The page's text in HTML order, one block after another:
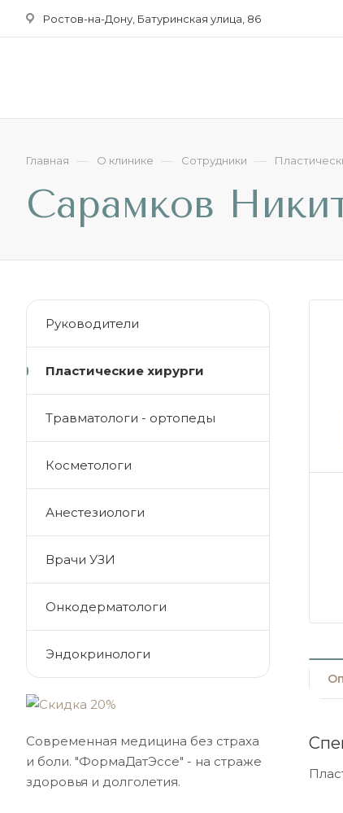
Ростов-на-Дону, Батуринская улица, 86
Главная — О клинике — Сотрудники —
Сарамков
Руководители
Пластические хирурги
Травматологи - ортопеды
Косметологи
Анестезиологи
Врачи УЗИ
Онкодерматологи
Эндокринологи
Современная медицина без страха
и боли. "ФормаДатЭссе" - на страже
здоровья и долголетия.